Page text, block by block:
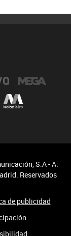
S.A - A.
Reservados
de publicidad